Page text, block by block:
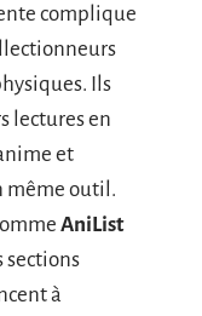
complique
Ils
lectures en
et
même outil.
AniList
sections
à